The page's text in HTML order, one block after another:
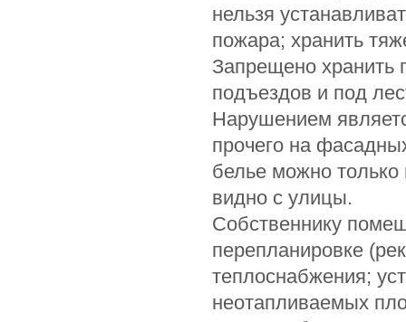
нельзя
пожара; хранить
Запрещено хранить
подъездов и под
Нарушением
прочего на
белье можно только
видно с улицы.
Собственнику
перепланировке
теплоснабжения;
неотапливаемых